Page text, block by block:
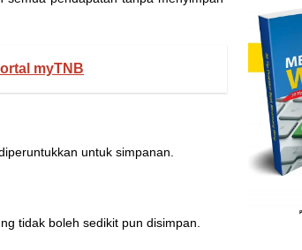
myTNB
untuk simpanan.
tidak boleh sedikit pun disimpan.